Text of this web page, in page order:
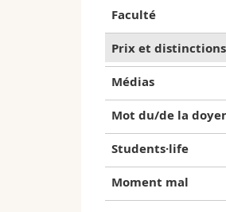
Faculté
Prix et distinctions
Médias
Mot du/de la
Students·life
Moment mal